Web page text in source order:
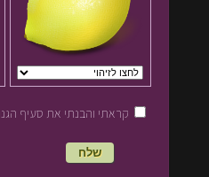
קראתי והבנתי את סעיף